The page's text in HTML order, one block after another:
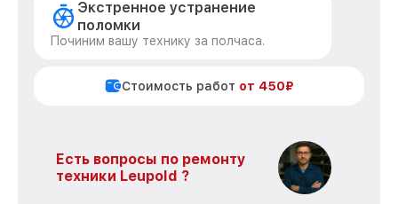
Экстренное устранение
поломки
Починим вашу технику за полчаса.
Стоимость работ от 450₽
Есть вопросы по ремонту
техники Leupold ?